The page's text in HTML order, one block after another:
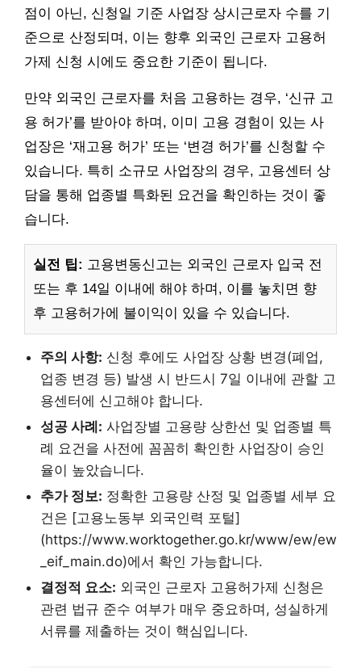
점이 아닌, 신청일 기준 사업장 상시근로자 수를 기
준으로 산정되며, 이는 향후 외국인 근로자 고용허
가제 신청 시에도 중요한 기준이 됩니다.
만약 외국인 근로자를 처음 고용하는 경우, ‘신규 고
용 허가’를 받아야 하며, 이미 고용 경험이 있는 사
업장은 ‘재고용 허가’ 또는 ‘변경 허가’를 신청할 수
있습니다. 특히 소규모 사업장의 경우, 고용센터 상
담을 통해 업종별 특화된 요건을 확인하는 것이 좋
습니다.
실전 팁: 고용변동신고는 외국인 근로자 입국 전
또는 후 14일 이내에 해야 하며, 이를 놓치면 향
후 고용허가에 불이익이 있을 수 있습니다.
주의 사항: 신청 후에도 사업장 상황 변경(폐업,
업종 변경 등) 발생 시 반드시 7일 이내에 관할 고
용센터에 신고해야 합니다.
성공 사례: 사업장별 고용량 상한선 및 업종별 특
례 요건을 사전에 꼼꼼히 확인한 사업장이 승인
율이 높았습니다.
추가 정보: 정확한 고용량 산정 및 업종별 세부 요
건은 [고용노동부 외국인력 포털]
(https://www.worktogether.go.kr/www/ew/ew
_eif_main.do)에서 확인 가능합니다.
결정적 요소: 외국인 근로자 고용허가제 신청은
관련 법규 준수 여부가 매우 중요하며, 성실하게
서류를 제출하는 것이 핵심입니다.